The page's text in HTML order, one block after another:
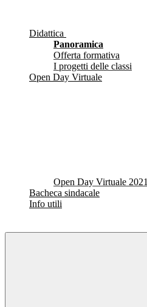
Didattica
Panoramica
Offerta formativa
I progetti delle classi
Open Day Virtuale
Open Day Virtuale 2021
Bacheca sindacale
Info utili